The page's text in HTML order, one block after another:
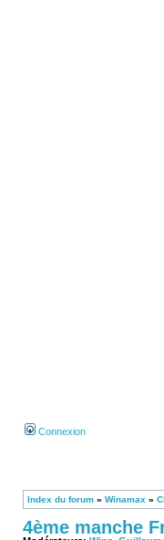
Connexion
Index du forum » Winamax »
4ème manche